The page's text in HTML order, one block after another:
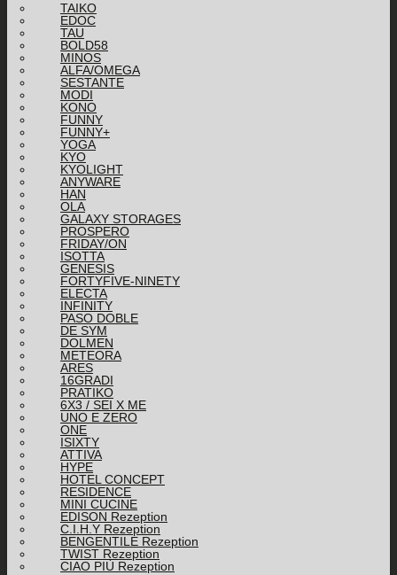
TAIKO
EDOC
TAU
BOLD58
MINOS
ALFA/OMEGA
SESTANTE
MODI
KONO
FUNNY
FUNNY+
YOGA
KYO
KYOLIGHT
ANYWARE
HAN
OLA
GALAXY STORAGES
PROSPERO
FRIDAY/ON
ISOTTA
GENESIS
FORTYFIVE-NINETY
ELECTA
INFINITY
PASO DOBLE
DE SYM
DOLMEN
METEORA
ARES
16GRADI
PRATIKO
6X3 / SEI X ME
UNO E ZERO
ONE
ISIXTY
ATTIVA
HYPE
HOTEL CONCEPT
RESIDENCE
MINI CUCINE
EDISON Rezeption
C.I.H.Y Rezeption
BENGENTILE Rezeption
TWIST Rezeption
CIAO PIÙ Rezeption